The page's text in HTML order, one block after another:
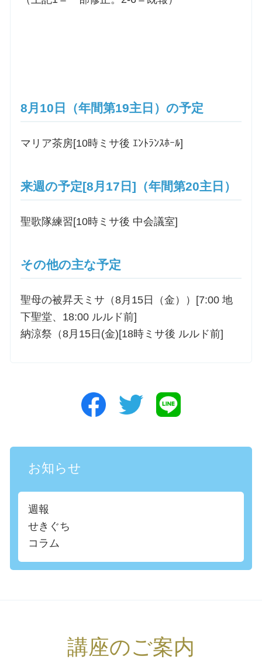
8月10日（年間第19主日）の予定
マリア茶房[10時ミサ後 ｴﾝﾄﾗﾝｽﾎｰﾙ]
来週の予定[8月17日]（年間第20主日）
聖歌隊練習[10時ミサ後 中会議室]
その他の主な予定
聖母の被昇天ミサ（8月15日（金））[7:00 地
下聖堂、18:00 ルルド前]
納涼祭（8月15日(金)[18時ミサ後 ルルド前]
お知らせ
週報
せきぐち
コラム
講座のご案内